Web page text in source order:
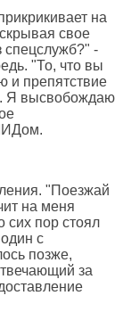
на
свое
спецслужб?" -
"То, что вы
и препятствие
Я высвобождаю
"Поезжай
на меня
сих пор стоял
с
позже,
за